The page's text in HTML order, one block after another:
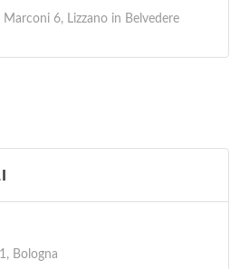
Marconi 6, Lizzano in Belvedere
2, Bologna
Bologna